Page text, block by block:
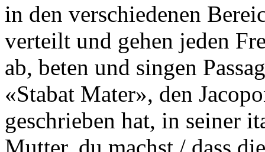
in den verschiedenen
verteilt und gehen jeden
ab, beten und singen
«Stabat Mater», den
geschrieben hat, in seiner